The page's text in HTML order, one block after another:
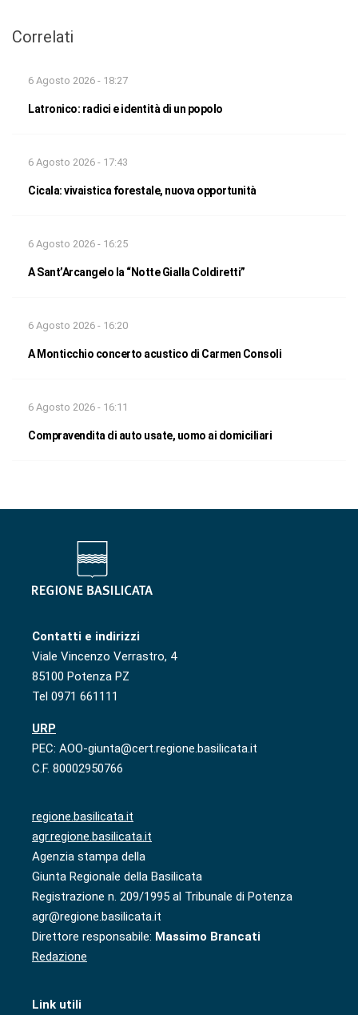
Correlati
6 Agosto 2026 - 18:27
Latronico: radici e identità di un popolo
6 Agosto 2026 - 17:43
Cicala: vivaistica forestale, nuova opportunità
6 Agosto 2026 - 16:25
A Sant’Arcangelo la “Notte Gialla Coldiretti”
6 Agosto 2026 - 16:20
A Monticchio concerto acustico di Carmen Consoli
6 Agosto 2026 - 16:11
Compravendita di auto usate, uomo ai domiciliari
Contatti e indirizzi
Viale Vincenzo Verrastro, 4
85100 Potenza PZ
Tel 0971 661111
URP
PEC: AOO-giunta@cert.regione.basilicata.it
C.F. 80002950766
regione.basilicata.it
agr.regione.basilicata.it
Agenzia stampa della
Giunta Regionale della Basilicata
Registrazione n. 209/1995 al Tribunale di Potenza
agr@regione.basilicata.it
Direttore responsabile: Massimo Brancati
Redazione
Link utili